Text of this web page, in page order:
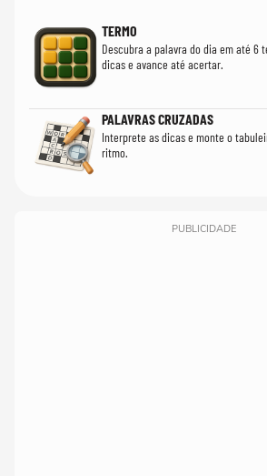
TERMO
Descubra a palavra do dia em até 6
dicas e avance até acertar.
PALAVRAS CRUZADAS
Interprete as dicas e monte o
ritmo.
PUBLICIDADE